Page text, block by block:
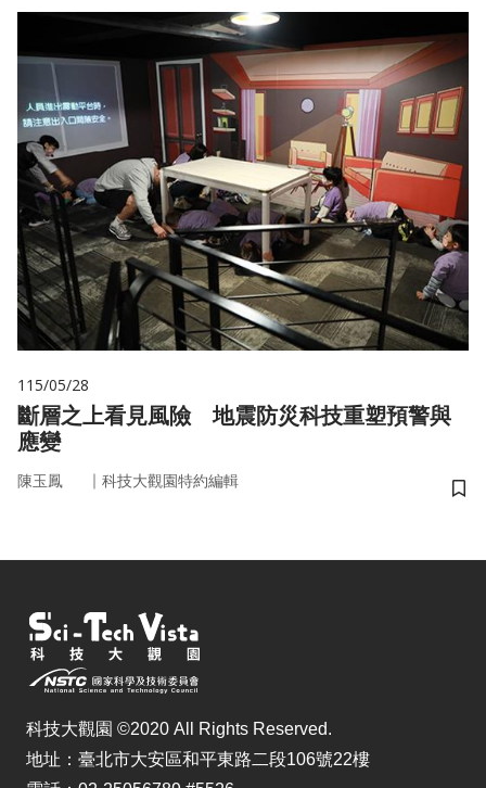
115/05/28
斷層之上看見風險 地震防災科技重塑預警與
應變
陳玉鳳 ｜ 科技大觀園特約編輯
儲
科技大觀園 ©2020 All Rights Reserved.
地址：臺北市大安區和平東路二段106號22樓